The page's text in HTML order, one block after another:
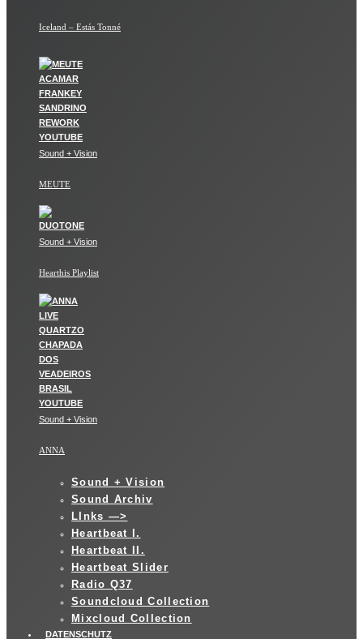
Iceland – Estás Tonné
Sound + Vision
MEUTE
Sound + Vision
Hearthis Playlist
Sound + Vision
ANNA
Sound + Vision
Sound Archiv
LInks —>
Heartbeat I.
Heartbeat II.
Heartbeat Slider
Radio Q37
Soundcloud Collection
Mixcloud Collection
DATENSCHUTZ